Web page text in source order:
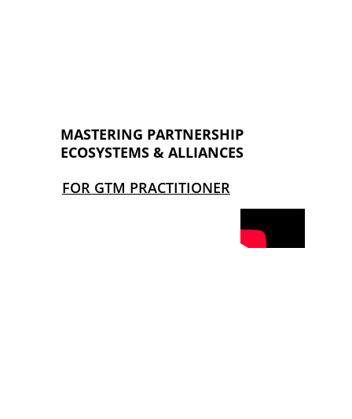
MASTERING PARTNERSHIP
ECOSYSTEMS & ALLIANCES
FOR GTM PRACTITIONER